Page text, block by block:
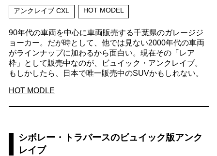
アンクレイブ CXL HOT MODEL
90年代の車両を中心に車両販売する千葉県のガレージジ
ョーカー。だが時として、他では見ない2000年代の車両
がラインナップに加わるから面白い。現在その「レア
枠」として販売中なのが、ビュイック・アンクレイブ。
もしかしたら、日本で唯一販売中のSUVかもしれない。
HOT MODLE
シボレー・トラバースのビュイック版アンク
レイブ